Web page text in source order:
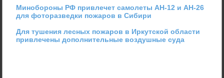
Минобороны РФ привлечет самолеты АН-12 и АН-26
для фоторазведки пожаров в Сибири
Для тушения лесных пожаров в Иркутской области
привлечены дополнительные воздушные суда